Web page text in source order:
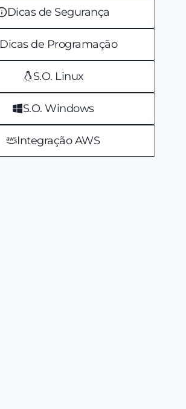
Dicas de Segurança
Dicas de Programação
S.O. Linux
S.O. Windows
Integração AWS